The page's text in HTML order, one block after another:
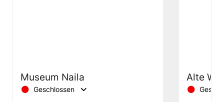
Museum Naila
Geschlossen
Alte